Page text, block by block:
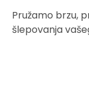
Pružamo brzu,
šlepovanja